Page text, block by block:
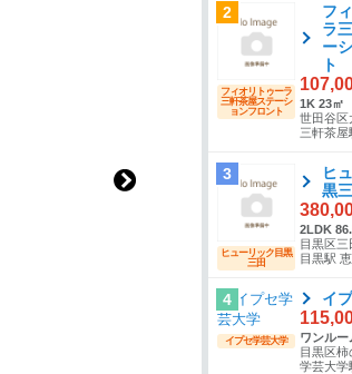
2
フィオリトゥーラ
三軒茶屋ステーシ
ョンフロント
フ
ラ
ー
ト
1K 23㎡
世田谷区
三軒茶屋
3
ヒューリック目黒
三田
ヒ
黒
2LDK
目黒区三
目黒駅
4
イプセ学芸大学
イ
ワンルー
目黒区柿
学芸大学